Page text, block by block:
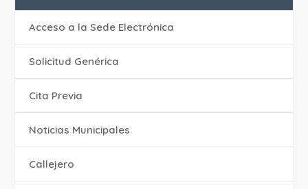
Acceso a la Sede Electrónica
Solicitud Genérica
Cita Previa
‎Noticias Municipales
Callejero